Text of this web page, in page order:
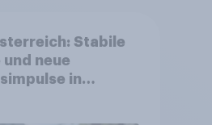
Stabile
neue
in